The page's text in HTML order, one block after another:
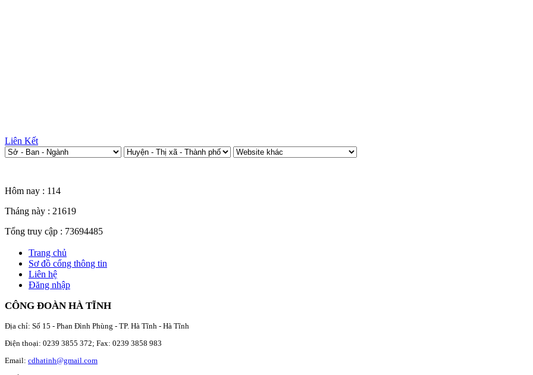
Liên Kết
Hôm nay : 114
Tháng này : 21619
Tổng truy cập : 73694485
Trang chủ
Sơ đồ cổng thông tin
Liên hệ
Đăng nhập
CÔNG ĐOÀN HÀ TĨNH
Địa chỉ: Số 15 - Phan Đình Phùng - TP. Hà Tĩnh - Hà Tĩnh
Điện thoại: 0239 3855 372; Fax: 0239 3858 983
Email: cdhatinh@gmail.com